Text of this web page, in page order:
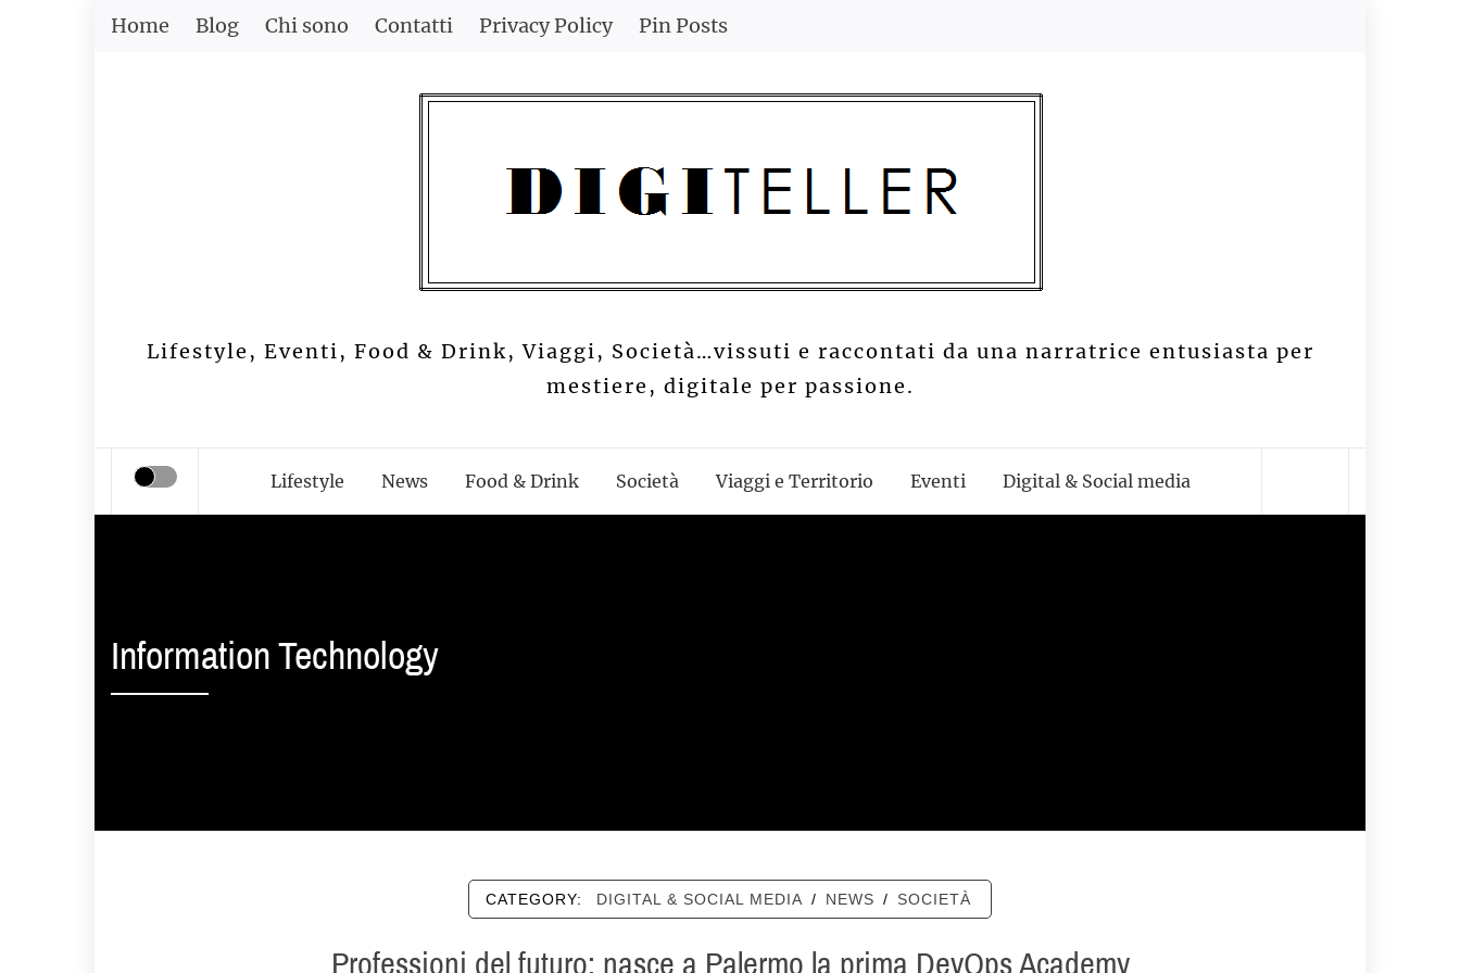
Skip
Home Blog Chi sono Contatti Privacy Policy Pin Posts
Lifestyle, Eventi, Food & Drink, Viaggi, Società…vissuti e raccontati da una narratrice entusiasta per
mestiere, digitale per passione.
Lifestyle News Food & Drink Società Viaggi e Territorio Eventi Digital & Social media
Information Technology
CATEGORY: DIGITAL & SOCIAL MEDIA / NEWS / SOCIETÀ
Professioni del futuro: nasce a Palermo la prima DevOps Academy